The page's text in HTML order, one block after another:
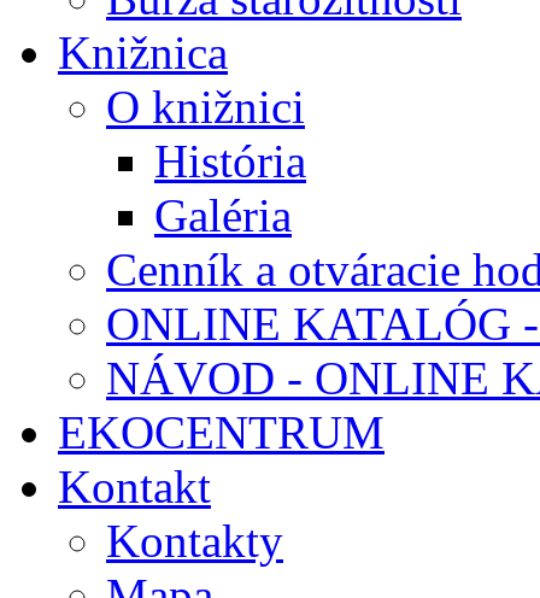
Knižnica
O knižnici
História
Galéria
Cenník a otváracie
ONLINE KATALÓG
NÁVOD - ONLINE
EKOCENTRUM
Kontakt
Kontakty